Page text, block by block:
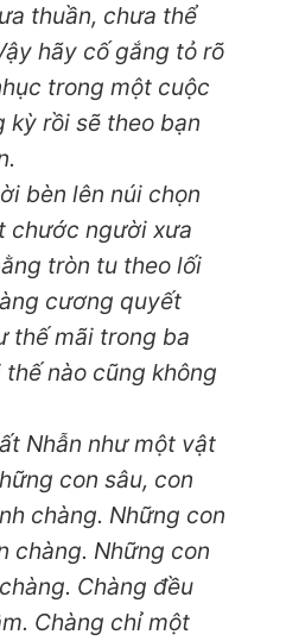
thuần, chưa thể
hãy cố gắng tỏ rõ
trong một cuộc
kỳ rồi sẽ theo bạn
bèn lên núi chọn
chước người xưa
tròn tu theo lối
cương quyết
thế mãi trong ba
nào cũng không
Nhẫn như một vật
con sâu, con
chàng. Những con
chàng. Những con
Chàng đều
Chàng chỉ một